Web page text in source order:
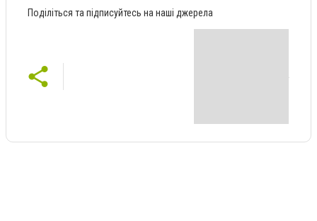
Поділіться та підписуйтесь на наші джерела